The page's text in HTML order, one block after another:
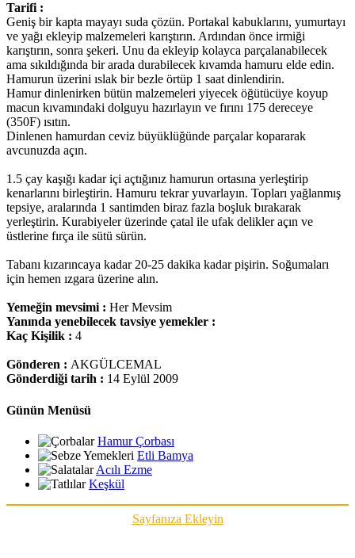
Tarifi :
Geniş bir kapta mayayı suda çözün. Portakal kabuklarını, yumurtayı
ve yağı ekleyip malzemeleri karıştırın. Ardından önce irmiği
karıştırın, sonra şekeri. Unu da ekleyip kolayca parçalanabilecek
ama sıkıldığında bir arada durabilecek kıvamda hamuru elde edin.
Hamurun üzerini ıslak bir bezle örtüp 1 saat dinlendirin.
Hamur dinlenirken bütün malzemeleri yiyecek öğütücüye koyup
macun kıvamındaki dolguyu hazırlayın ve fırını 175 dereceye
(350F) ısıtın.
Dinlenen hamurdan ceviz büyüklüğünde parçalar kopararak
avcunuzda açın.
1.5 çay kaşığı kadar içi açtığınız hamurun ortasına yerleştirip
kenarlarını birleştirin. Hamuru tekrar yuvarlayın. Topları yağlanmış
tepsiye, aralarında 1 santimden biraz fazla boşluk bırakarak
yerleştirin. Kurabiyeler üzerinde çatal ile ufak delikler açın ve
üstlerine fırça ile sütü sürün.
Tabanı kızarıncaya kadar 20-25 dakika kadar pişirin. Soğumaları
için hemen ızgara üzerine alın.
Yemeğin mevsimi : Her Mevsim
Yanında yenebilecek tavsiye yemekler :
Kaç Kişilik : 4
Gönderen : AKGÜLCEMAL
Gönderdiği tarih : 14 Eylül 2009
Günün Menüsü
Hamur Çorbası
Etli Bamya
Acılı Ezme
Keşkül
Sayfanıza Ekleyin